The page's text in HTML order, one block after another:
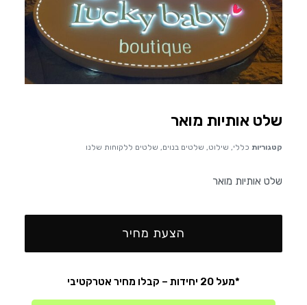
שלט אותיות מואר
קטגוריות כללי, שילוט, שלטים בנוים, שלטים ללקוחות שלנו
שלט אותיות מואר
הצעת מחיר
*מעל 20 יחידות – קבלו מחיר אטרקטיבי